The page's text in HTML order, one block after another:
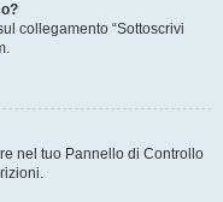
collegamento “Sottoscrivi
nel tuo Pannello di Controllo